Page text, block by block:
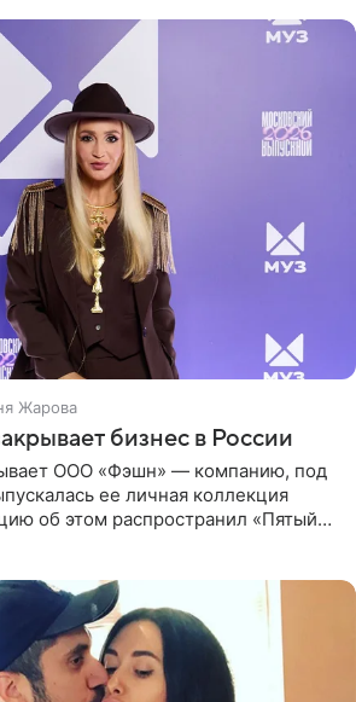
Жарова
бизнес в России
ООО «Фэшн» — компанию, под
ее личная коллекция
об этом распространил «Пятый